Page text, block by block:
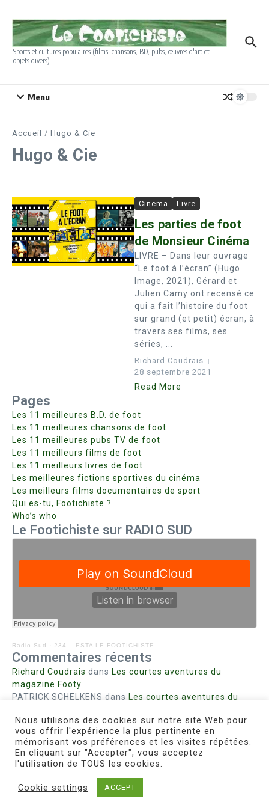
Sports et cultures populaires (films, chansons, BD, pubs, œuvres d'art et
objets divers)
Menu
Accueil / Hugo & Cie
Hugo & Cie
Cinema Livre
Les parties de foot
de Monsieur Cinéma
LIVRE – Dans leur ouvrage
“Le foot à l’écran” (Hugo
Image, 2021), Gérard et
Julien Camy ont recensé ce
qui a fait l’histoire du foot
sur grand (et petit) écran, à
travers ses films, ses
séries, ...
Richard Coudrais
28 septembre 2021
Read More
Pages
Les 11 meilleures B.D. de foot
Les 11 meilleures chansons de foot
Les 11 meilleures pubs TV de foot
Les 11 meilleurs films de foot
Les 11 meilleurs livres de foot
Les meilleures fictions sportives du cinéma
Les meilleurs films documentaires de sport
Qui es-tu, Footichiste ?
Who’s who
Le Footichiste sur RADIO SUD
Radio Sud · 234 – ESTA LE FOOTICHISTE
Commentaires récents
Richard Coudrais dans Les courtes aventures du
magazine Footy
PATRICK SCHELKENS dans Les courtes aventures du
Bohn fabiennedans Intrigues sanglantes à Mulhouse
Steph. RUTA dansLust for Nice
MIRMANDdansPieds agiles et champignons
Copyright © 2026 Le Footichiste | Réalisé par
Nous utilisons des cookies sur notre site Web pour
vous offrir l'expérience la plus pertinente en
mémorisant vos préférences et les visites répétées.
En cliquant sur "Accepter", vous acceptez
l'utilisation de TOUS les cookies.
Cookie settings ACCEPT